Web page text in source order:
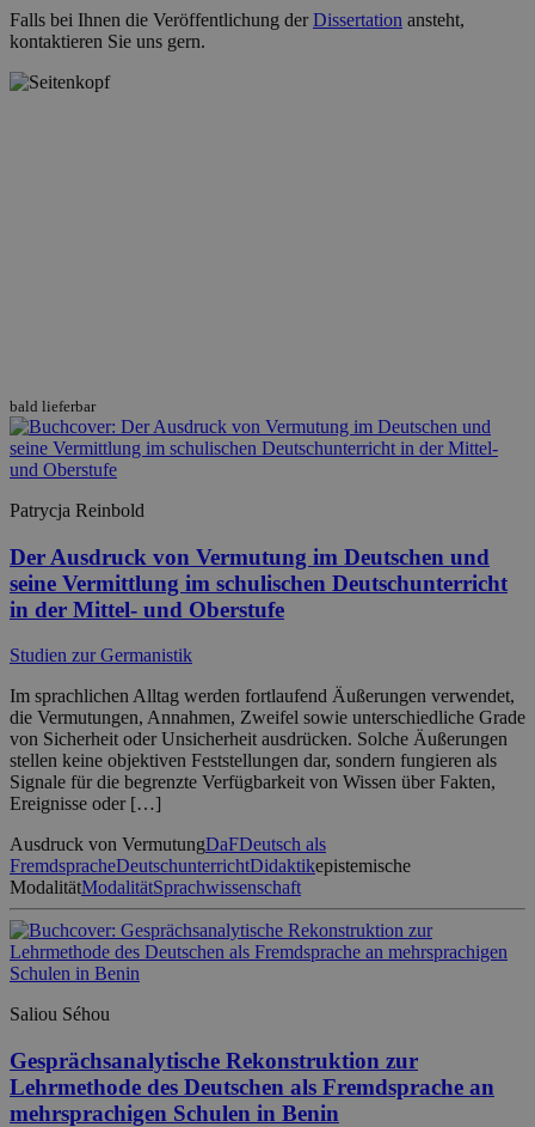
Falls bei Ihnen die Veröffentlichung derDissertation ansteht,
kontaktieren Sie uns gern.
bald lieferbar
Patrycja Reinbold
Der Ausdruck von Vermutung im Deutschen und
seine Vermittlung im schulischen Deutschunterricht
in der Mittel- und Oberstufe
Studien zur Germanistik
Im sprachlichen Alltag werden fortlaufend Äußerungen verwendet,
die Vermutungen, Annahmen, Zweifel sowie unterschiedliche Grade
von Sicherheit oder Unsicherheit ausdrücken. Solche Äußerungen
stellen keine objektiven Feststellungen dar, sondern fungieren als
Signale für die begrenzte Verfügbarkeit von Wissen über Fakten,
Ereignisse oder […]
Ausdruck von VermutungDaFDeutsch als
FremdspracheDeutschunterrichtDidaktikepistemische
ModalitätModalitätSprachwissenschaft
Saliou Séhou
Gesprächsanalytische Rekonstruktion zur
Lehrmethode des Deutschen als Fremdsprache an
mehrsprachigen Schulen in Benin